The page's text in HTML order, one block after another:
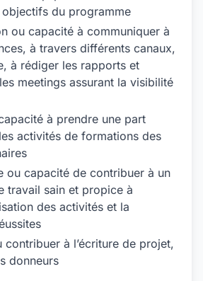
du programme
ou capacité à communiquer à
à travers différents canaux,
à rédiger les rapports et
meetings assurant la visibilité
à prendre une part
activités de formations des
ou capacité de contribuer à un
travail sain et propice à
des activités et la
contribuer à l’écriture de projet,
donneurs